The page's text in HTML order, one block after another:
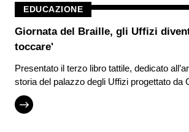
EDUCAZIONE
Giornata del Braille, gli Uffizi
toccare'
Presentato il terzo libro tattile, dedicato
storia del palazzo degli Uffizi progettato da